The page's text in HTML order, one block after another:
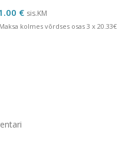
€ sis.KM
Maksa kolmes võrdses osas 3 x 20.33€